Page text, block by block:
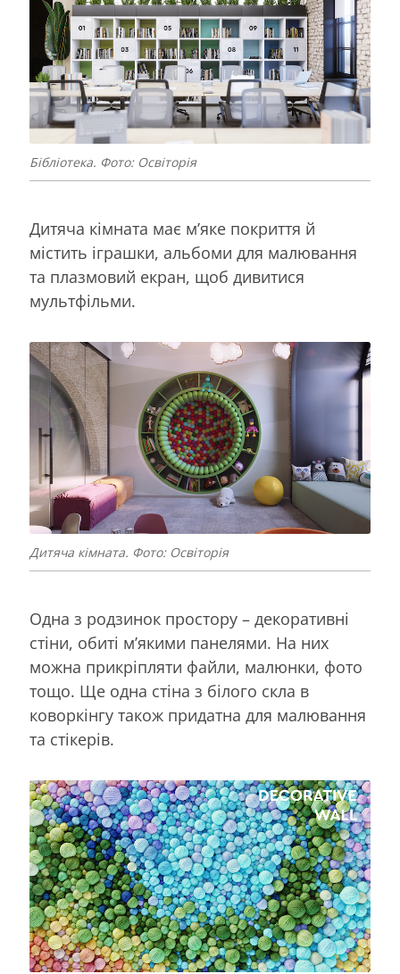
Бібліотека. Фото: Освіторія
Дитяча кімната має м’яке покриття й
містить іграшки, альбоми для малювання
та плазмовий екран, щоб дивитися
мультфільми.
Дитяча кімната. Фото: Освіторія
Одна з родзинок простору – декоративні
стіни, обиті м’якими панелями. На них
можна прикріпляти файли, малюнки, фото
тощо. Ще одна стіна з білого скла в
коворкінгу також придатна для малювання
та стікерів.